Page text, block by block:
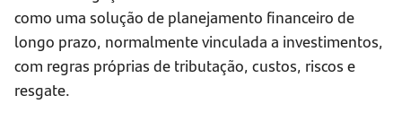
como uma solução de planejamento financeiro de
longo prazo, normalmente vinculada a investimentos,
com regras próprias de tributação, custos, riscos e
resgate.